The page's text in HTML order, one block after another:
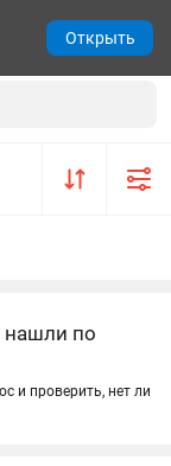
нашли по
и проверить, нет ли
Открыть